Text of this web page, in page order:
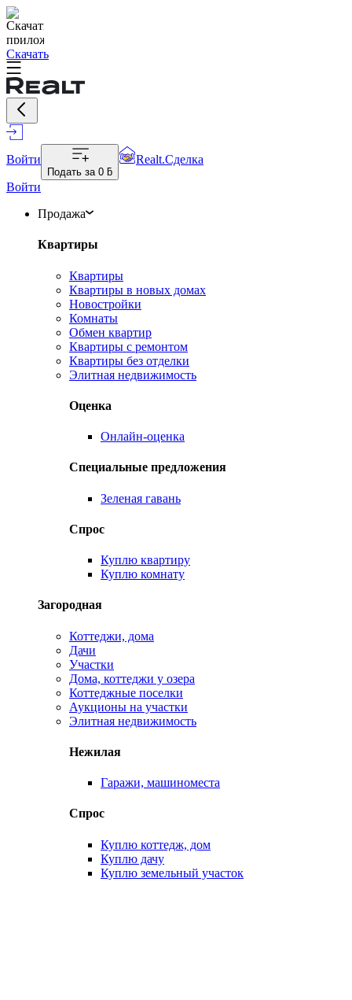
Скачать
Войти
Подать за 0 ƃ
Realt.Сделка
Войти
Продажа
Квартиры
Квартиры
Квартиры в новых домах
Новостройки
Комнаты
Обмен квартир
Квартиры с ремонтом
Квартиры без отделки
Элитная недвижимость
Оценка
Онлайн-оценка
Специальные предложения
Зеленая гавань
Спрос
Куплю квартиру
Куплю комнату
Загородная
Коттеджи, дома
Дачи
Участки
Дома, коттеджи у озера
Коттеджные поселки
Аукционы на участки
Элитная недвижимость
Нежилая
Гаражи, машиноместа
Спрос
Куплю коттедж, дом
Куплю дачу
Куплю земельный участок